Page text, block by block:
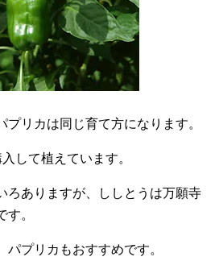
プリカは同じ育て方になります。
して植えています。
ろありますが、ししとうは万願寺
。
パプリカもおすすめです。